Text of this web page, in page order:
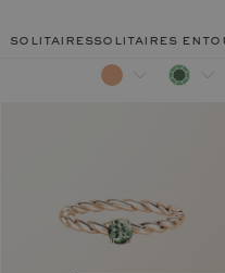
solitairessolitaires